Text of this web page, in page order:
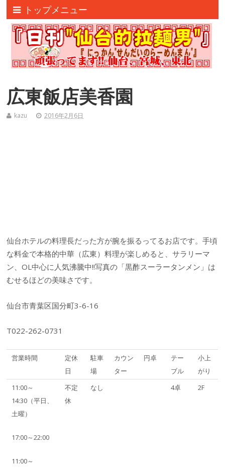
トップメニュー
広東飯店美香園
kazu 2016年2月6日
仙台ホテルの料理長だった方が腕を振るってるお店です。手頃
な料金で本格的中華（広東）料理が楽しめると、サラリーマ
ン、OL中心に人気沸騰中!!写真の「黒酢スーラータンメン」は
むせるほどの美味さです。
仙台市青葉区国分町3-6-16
T022-262-0731
営業時間
定休
日
駐車
場
カウン
ター
円卓
テー
ブル
小上
がり
11:00～
14:30（平日、
土曜）
17:00～22:00
11:00～
不定
休
なし 4卓 2F